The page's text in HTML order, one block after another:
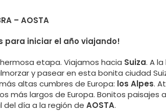
– AOSTA
para iniciar el año viajando!
etapa. Viajamos hacia Suiza. A
y pasear en esta bonita ciudad
altas cumbres de Europa: los Alpes.
más largos de Europa. Bonitos
del día a la región de AOSTA.